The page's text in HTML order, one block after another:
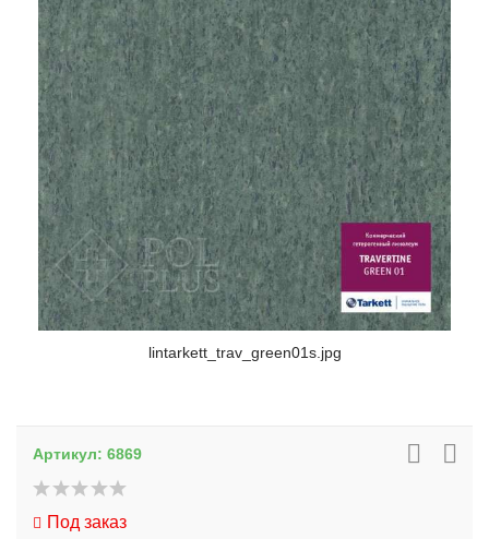
lintarkett_trav_green01s.jpg
Артикул: 6869
Под заказ